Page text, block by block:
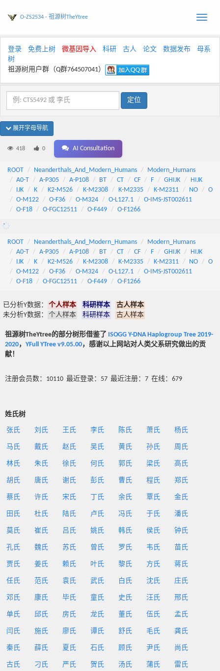
Toggle
O-ZS2534 - 祖源树TheYtree
登录 免费上树 微基因导入 科研 古人 论文 数据发布
母系
树
祖源树用户群（Q群764507041）
展开字母导航
418 0 AI Consultation
ROOT Neanderthals_And_Modern_Humans
Modern_Humans
A0-T
A-P305 A-P108 BT CT CF F GHIJK
HIJK
IJK
K K2-M526 K-M2308 K-M2335 K-M2311 NO
O
O-M122
O-F36 O-M324 O-L127.1
O-IMS-JST002611
O-F18
O-FGC12511 O-F449 O-F1266
ROOT Neanderthals_And_Modern_Humans
Modern_Humans
A0-T
A-P305 A-P108 BT CT CF F GHIJK
HIJK
IJK
K K2-M526 K-M2308 K-M2335 K-M2311 NO
O
O-M122
O-F36 O-M324 O-L127.1
O-IMS-JST002611
O-F18
O-FGC12511 O-F449 O-F1266
已分析Y数据： 个人样本 科研样本
古人样本
未分析Y数据：
个人样本 科研样本 古人样本
祖源树TheYtree的部分树形借鉴了 ISOGG Y-DNA Haplogroup Tree 2019-
2020， YFull YTree v9.05.00，感谢以上网站对人类父系研究做出的贡
献！
注册会员数：10110 最近登录：57 最近注册：7 在线：679
姓氏树
张氏 刘氏 王氏 李氏 陈氏 萧氏 杨氏
马氏 戴氏 赵氏 吴氏 黄氏 孙氏 周氏
林氏 朱氏 徐氏 何氏 郭氏 梁氏 高氏
胡氏 唐氏 谢氏 彭氏 曹氏 程氏 郑氏
蔡氏 许氏 宋氏 丁氏 余氏 覃氏 金氏
田氏 杜氏 陆氏 卢氏 冯氏 于氏 潘氏
莫氏 崔氏 吕氏 姚氏 韩氏 侯氏 钟氏
孔氏 魏氏 苏氏 曾氏 罗氏 韦氏 苗氏
贾氏 姜氏 赖氏 叶氏 黎氏 方氏 蒋氏
任氏 范氏 袁氏 武氏 白氏 沈氏 庄氏
邓氏 康氏 毕氏 童氏 史氏 汪氏 邢氏
单氏 邱氏 房氏 龙氏 董氏 伍氏 孟氏
闫氏 施氏 廖氏 谭氏 舒氏 毛氏 龚氏
秦氏 薛氏 夏氏 石氏 顾氏 尹氏 尚氏
古氏 刁氏 严氏 贺氏 汤氏 蒲氏 雷氏